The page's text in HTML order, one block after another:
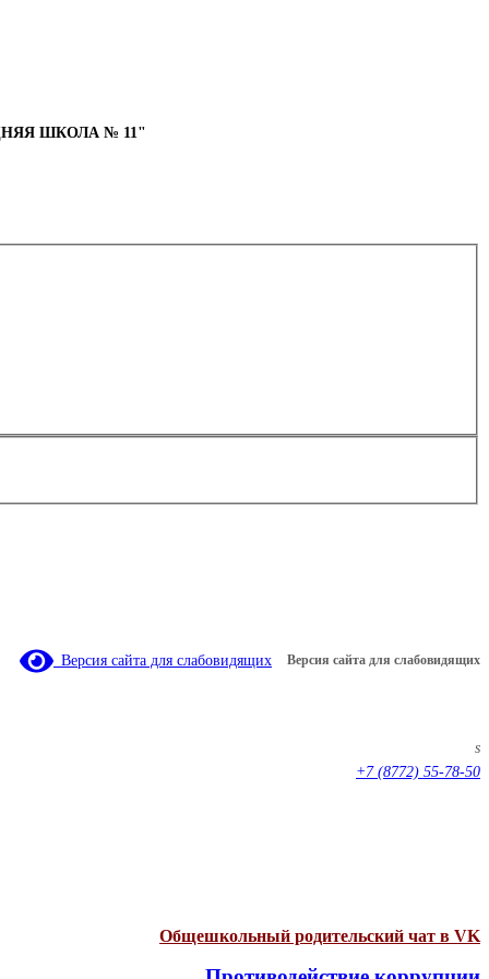
ШКОЛА № 11"
Версия сайта для слабовидящих Версия сайта для слабовидящих
s
+7 (8772) 55-78-50
Общешкольный родительский чат в VK